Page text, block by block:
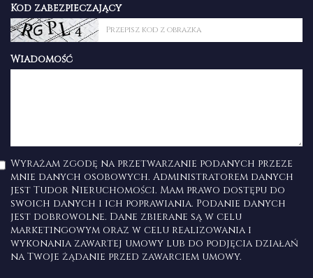
Kod zabezpieczający
Wiadomość
Wyrażam zgodę na przetwarzanie podanych przeze
mnie danych osobowych. Administratorem danych
jest Tudor Nieruchomości. Mam prawo dostępu do
swoich danych i ich poprawiania. Podanie danych
jest dobrowolne. Dane zbierane są w celu
marketingowym oraz w celu realizowania i
wykonania zawartej umowy lub do podjęcia działań
na Twoje żądanie przed zawarciem umowy.